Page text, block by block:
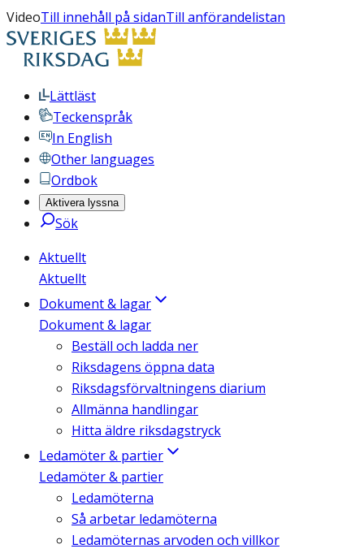
VideoTill innehåll på sidanTill anförandelistan
Lättläst
Teckenspråk
In English
Other languages
Ordbok
Aktivera lyssna
Sök
Aktuellt
Aktuellt
Dokument & lagar
Dokument & lagar
Beställ och ladda ner
Riksdagens öppna data
Riksdagsförvaltningens diarium
Allmänna handlingar
Hitta äldre riksdagstryck
Ledamöter & partier
Ledamöter & partier
Ledamöterna
Så arbetar ledamöterna
Ledamöternas arvoden och villkor